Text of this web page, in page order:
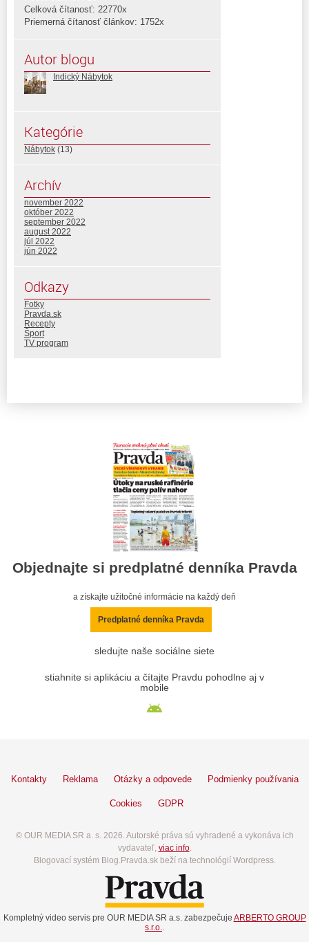
Celková čítanosť: 22770x
Priemerná čítanosť článkov: 1752x
Autor blogu
Indický Nábytok
Kategórie
Nábytok (13)
Archív
november 2022
október 2022
september 2022
august 2022
júl 2022
jún 2022
Odkazy
Fotky
Pravda.sk
Recepty
Šport
TV program
Objednajte si predplatné denníka Pravda
a získajte užitočné informácie na každý deň
Predplatné denníka Pravda
sledujte naše sociálne siete
stiahnite si aplikáciu a čítajte Pravdu pohodlne aj v
mobile
Kontakty Reklama Otázky a odpovede Podmienky používania
Cookies GDPR
© OUR MEDIA SR a. s. 2026. Autorské práva sú vyhradené a vykonáva ich
vydavateľ, viac info.
Blogovací systém Blog.Pravda.sk beží na technológií Wordpress.
Kompletný video servis pre OUR MEDIA SR a.s. zabezpečuje ARBERTO GROUP
s.r.o..